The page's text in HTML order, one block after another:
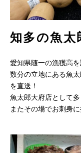
知多の魚太
愛知県随一の漁獲高
数分の立地にある魚
を直送！
魚太郎大府店として
またその場でお刺身